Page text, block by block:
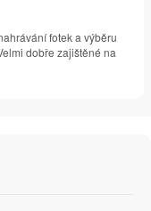
fotek a výběru
dobře zajištěné na